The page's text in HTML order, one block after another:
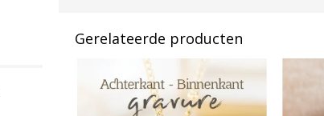
Gerelateerde producten